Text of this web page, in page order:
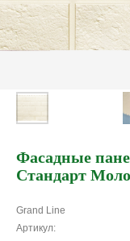
Фасадные
Стандарт
Grand Line
Артикул: